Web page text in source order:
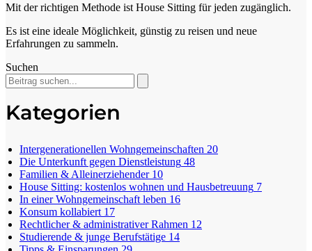
Mit der richtigen Methode ist House Sitting für jeden zugänglich.
Es ist eine ideale Möglichkeit, günstig zu reisen und neue
Erfahrungen zu sammeln.
Suchen
Kategorien
Intergenerationellen Wohngemeinschaften 20
Die Unterkunft gegen Dienstleistung 48
Familien & Alleinerziehender 10
House Sitting: kostenlos wohnen und Hausbetreuung 7
In einer Wohngemeinschaft leben 16
Konsum kollabiert 17
Rechtlicher & administrativer Rahmen 12
Studierende & junge Berufstätige 14